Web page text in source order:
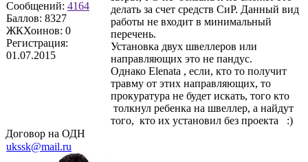
Сообщений: 4164
Баллов: 8327
ЖКХоинов: 0
Регистрация:
01.07.2015
делать за счет средств СиР. Данный вид
работы не входит в минимальный
перечень.
Установка двух швеллеров или
направляющих это не пандус.
Однако Elenata , если, кто то получит
травму от этих направляющих, то
прокуратура не будет искать, того кто
толкнул ребенка на швеллер, а найдут
того, кто их установил без проекта :)
Договор на ОДН
ukssk@mail.ru